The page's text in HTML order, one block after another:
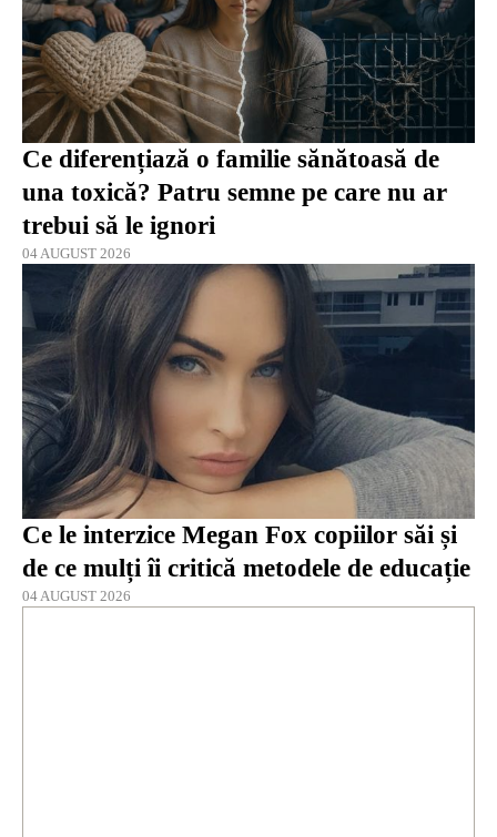
Ce diferențiază o familie sănătoasă de
una toxică? Patru semne pe care nu ar
trebui să le ignori
04 AUGUST 2026
Ce le interzice Megan Fox copiilor săi și
de ce mulți îi critică metodele de educație
04 AUGUST 2026